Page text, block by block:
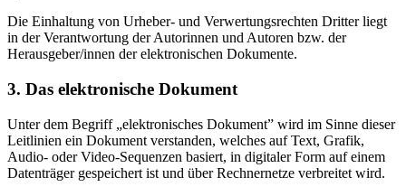
Die Einhaltung von Urheber- und Verwertungsrechten Dritter liegt
in der Verantwortung der Autorinnen und Autoren bzw. der
Herausgeber/innen der elektronischen Dokumente.
3. Das elektronische Dokument
Unter dem Begriff „elektronisches Dokument” wird im Sinne dieser
Leitlinien ein Dokument verstanden, welches auf Text, Grafik,
Audio- oder Video-Sequenzen basiert, in digitaler Form auf einem
Datenträger gespeichert ist und über Rechnernetze verbreitet wird.